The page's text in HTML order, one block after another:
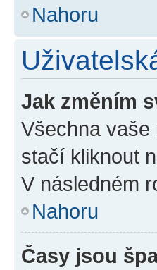
Nahoru
Jak změním
Všechna vaše
stačí kliknout
V následném
Nahoru
Časy jsou